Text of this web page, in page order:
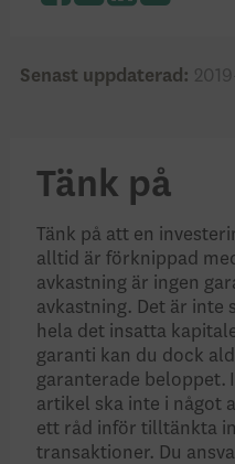
Senast uppdaterad:
Tänk på
Tänk på att en
alltid är förknippad
avkastning är ingen
avkastning. Det är inte
hela det insatta
garanti kan du dock
garanterade beloppet.
artikel ska inte i något
ett råd inför tilltänkta
transaktioner. Du